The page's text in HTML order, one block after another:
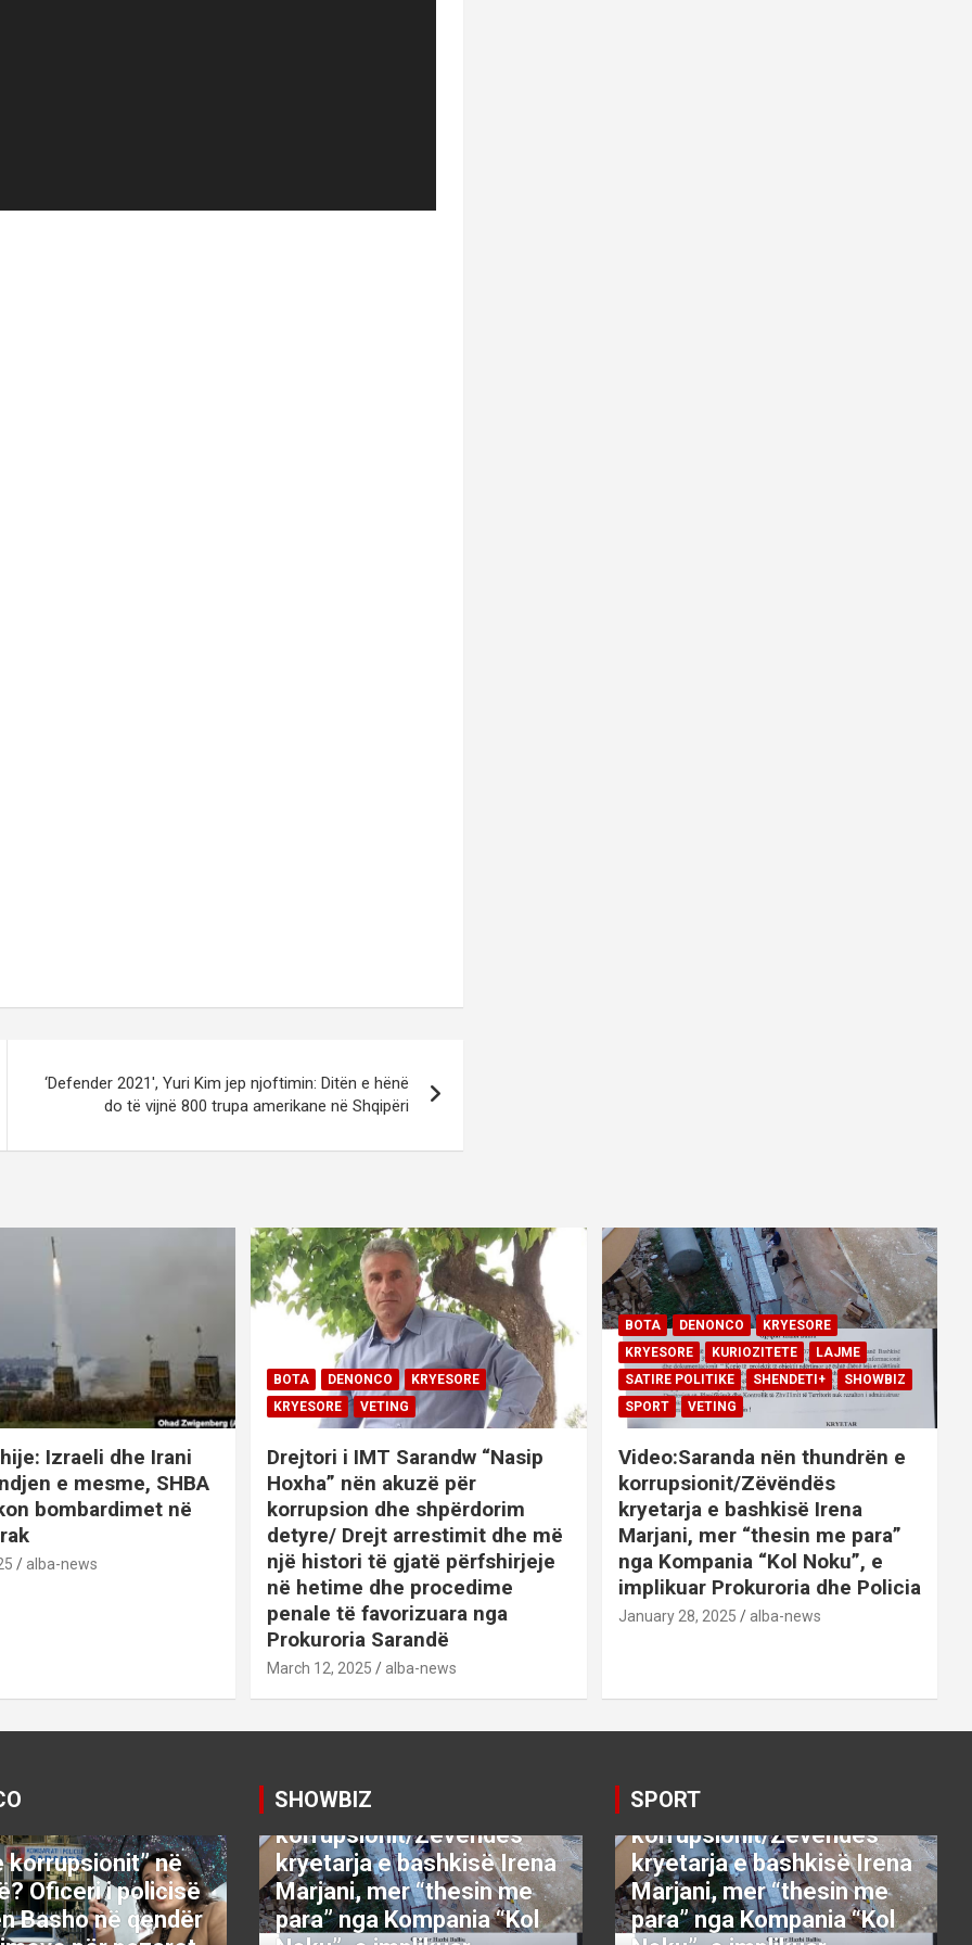
‘Defender 2021′, Yuri Kim jep njoftimin: Ditën e hënë
do të vijnë 800 trupa amerikane në Shqipëri
Izraeli dhe Irani
e mesme, SHBA
bombardimet në
alba-news
BOTA DENONCO
KRYESORE
KRYESORE
VETING
Drejtori i IMT Sarandw “Nasip
Hoxha” nën akuzë për
korrupsion dhe shpërdorim
detyre/ Drejt arrestimit dhe më
një histori të gjatë përfshirjeje
në hetime dhe procedime
penale të favorizuara nga
Prokuroria Sarandë
March 12, 2025 alba-news
BOTA DENONCO
KRYESORE
KRYESORE
KURIOZITETE
LAJME
SATIRE POLITIKE
SHENDETI+
SHOWBIZ
SPORT
VETING
Video:Saranda nën thundrën e
korrupsionit/Zëvëndës
kryetarja e bashkisë Irena
Marjani, mer “thesin me para”
nga Kompania “Kol Noku”, e
implikuar Prokuroria dhe Policia
January 28, 2025 alba-news
KRYESORE
korrupsionit” në
Oficeri i policisë
Basho në qendër
KRYESORE KRYESORE
SHOWBIZ
BOTA DENONCO
KRYESORE
thundrën e
korrupsionit/Zëvëndës
kryetarja e bashkisë Irena
Marjani, mer “thesin me
para” nga Kompania “Kol
SPORT
thundrën e
korrupsionit/Zëvëndës
kryetarja e bashkisë Irena
Marjani, mer “thesin me
para” nga Kompania “Kol